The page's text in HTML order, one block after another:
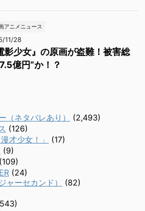
アニメニュース
11/28
影少女』の原画が盗難！被害総
億円”か！？
（ネタバレあり）
(2,493)
(126)
才少女！」
(17)
(9)
(109)
(24)
ーセカンド）
(82)